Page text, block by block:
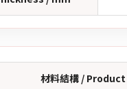
材料結構 / Product